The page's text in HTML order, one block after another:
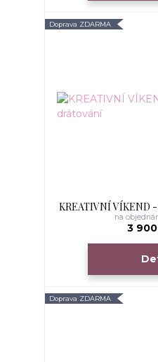
Doprava ZDARMA
KREATIVNÍ VÍKEND
3
na
Doprava ZDARMA